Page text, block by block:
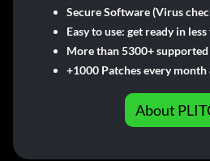
Secure Software (Virus
Easy to use: get ready in
More than 5300+ supported
+1000 Patches every
About